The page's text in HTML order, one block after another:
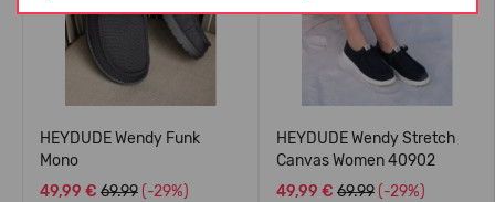
HEYDUDE Wendy Funk
Mono
49,99 € 69.99 (-29%)
HEYDUDE Wendy Stretch
Canvas Women 40902
49,99 € 69.99 (-29%)